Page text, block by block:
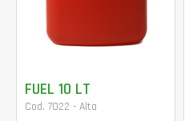
FUEL 10 LT
Cod. 7022 - Alta